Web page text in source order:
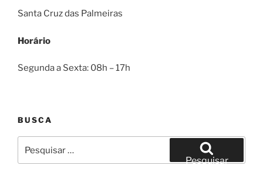
Santa Cruz das Palmeiras
Horário
Segunda a Sexta: 08h – 17h
BUSCA
por:
Pesquisar